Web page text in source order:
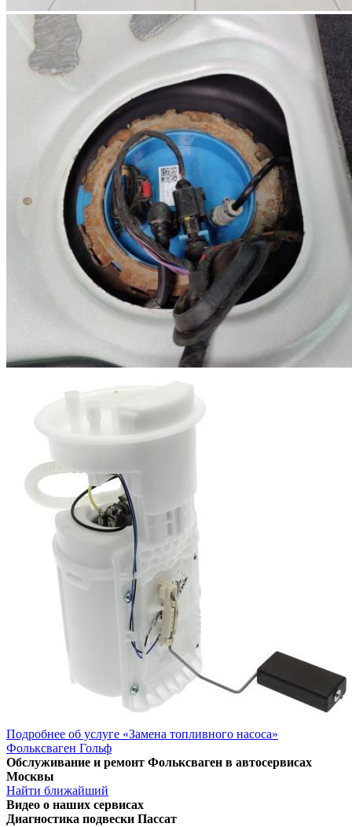
Подробнее об услуге «Замена топливного насоса»
Фольксваген Гольф
Обслуживание и ремонт Фольксваген в автосервисах
Москвы
Найти ближайший
Видео о наших сервисах
Диагностика подвески Пассат